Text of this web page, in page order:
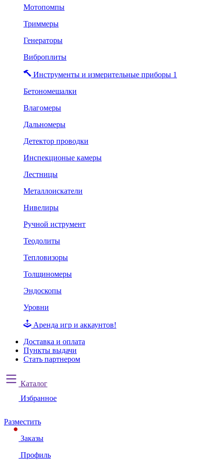
Мотопомпы
Триммеры
Генераторы
Виброплиты
Инструменты и измерительные приборы 1
Бетономешалки
Влагомеры
Дальномеры
Детектор проводки
Инспекционые камеры
Лестницы
Металлоискатели
Нивелиры
Ручной иструмент
Теодолиты
Тепловизоры
Толщиномеры
Эндоскопы
Уровни
Аренда игр и аккаунтов!
Доставка и оплата
Пункты выдачи
Стать партнером
Каталог
Избранное
Разместить
Заказы
Профиль